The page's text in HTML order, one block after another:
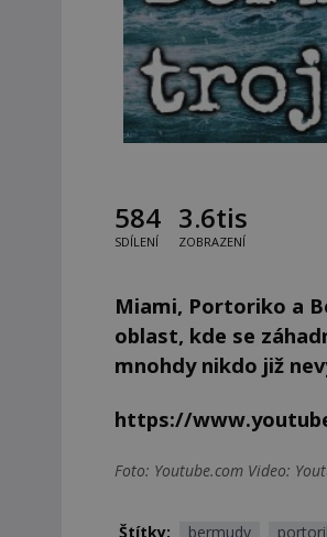
584
SDÍLENÍ
3.6tis
ZOBRAZENÍ
Miami, Portoriko a
oblast, kde se
mnohdy nikdo již
https://
Foto: Youtube.com Video:
Štítky: bermudy